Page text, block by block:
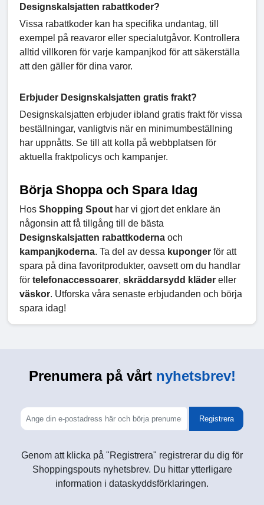
Designskalsjatten rabattkoder?
Vissa rabattkoder kan ha specifika undantag, till
exempel på reavaror eller specialutgåvor. Kontrollera
alltid villkoren för varje kampanjkod för att säkerställa
att den gäller för dina varor.
Erbjuder Designskalsjatten gratis frakt?
Designskalsjatten erbjuder ibland gratis frakt för vissa
beställningar, vanligtvis när en minimumbeställning
har uppnåtts. Se till att kolla på webbplatsen för
aktuella fraktpolicys och kampanjer.
Börja Shoppa och Spara Idag
Hos Shopping Spout har vi gjort det enklare än
någonsin att få tillgång till de bästa
Designskalsjatten rabattkoderna och
kampanjkoderna. Ta del av dessa kuponger för att
spara på dina favoritprodukter, oavsett om du handlar
för telefonaccessoarer, skräddarsydd kläder eller
väskor. Utforska våra senaste erbjudanden och börja
spara idag!
Prenumera på vårtnyhetsbrev!
Registrera
Genom att klicka på "Registrera" registrerar du dig för
Shoppingspouts nyhetsbrev. Du hittar ytterligare
information i dataskyddsförklaringen.